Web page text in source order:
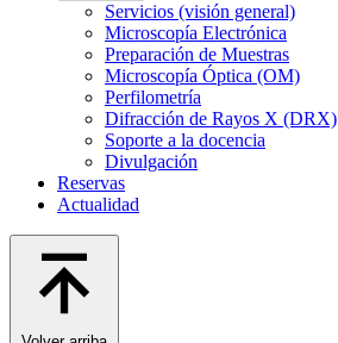
Servicios (visión general)
Microscopía Electrónica
Preparación de Muestras
Microscopía Óptica (OM)
Perfilometría
Difracción de Rayos X (DRX)
Soporte a la docencia
Divulgación
Reservas
Actualidad